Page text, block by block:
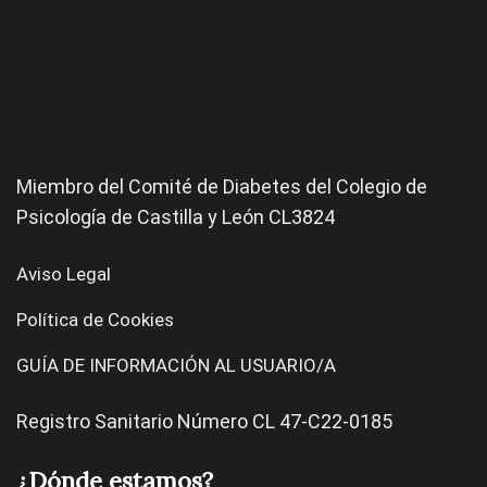
Miembro del Comité de Diabetes del Colegio de
Psicología de Castilla y León CL3824
Aviso Legal
Política de Cookies
GUÍA DE INFORMACIÓN AL USUARIO/A
Registro Sanitario Número CL 47-C22-0185
¿Dónde estamos?